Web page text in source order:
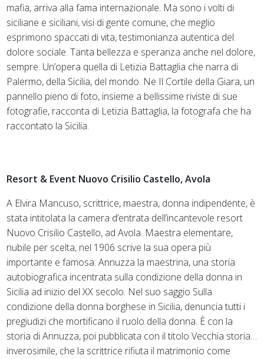
mafia, arriva alla fama internazionale. Ma sono i volti di
siciliane e siciliani, visi di gente comune, che meglio
esprimono spaccati di vita, testimonianza autentica del
dolore sociale. Tanta bellezza e speranza anche nel dolore,
sempre. Un’opera quella di Letizia Battaglia che narra di
Palermo, della Sicilia, del mondo. Ne Il Cortile della Giara, un
pannello pieno di foto, insieme a bellissime riviste di sue
fotografie, racconta di Letizia Battaglia, la fotografa che ha
raccontato la Sicilia.
Resort & Event Nuovo Crisilio Castello, Avola
A Elvira Mancuso, scrittrice, maestra, donna indipendente, è
stata intitolata la camera d’entrata dell’incantevole resort
Nuovo Crisilio Castello, ad Avola. Maestra elementare,
nubile per scelta, nel 1906 scrive la sua opera più
importante e famosa: Annuzza la maestrina, una storia
autobiografica incentrata sulla condizione della donna in
Sicilia ad inizio del XX secolo. Nel suo saggio Sulla
condizione della donna borghese in Sicilia, denuncia tutti i
pregiudizi che mortificano il ruolo della donna. È con la
storia di Annuzza, poi pubblicata con il titolo Vecchia storia…
inverosimile, che la scrittrice rifiuta il matrimonio come